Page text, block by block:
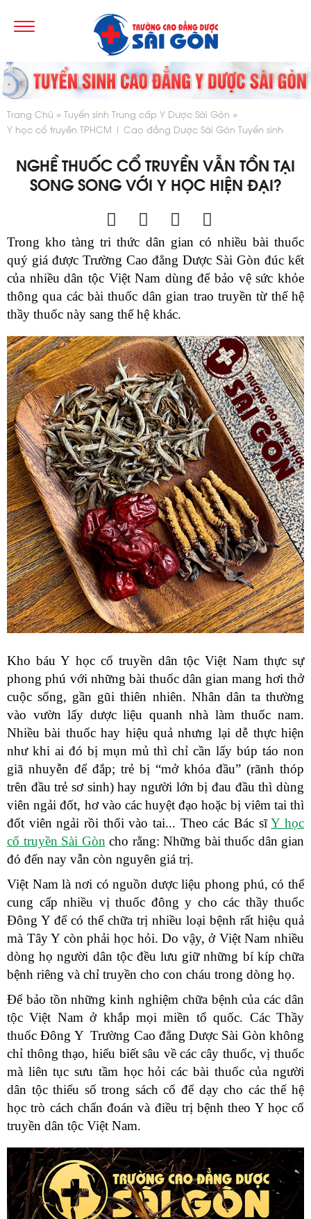
Trang Chủ
Tuyển sinh Trung cấp Y Dược Sài Gòn
Y học cổ truyền TPHCM | Cao đẳng Dược Sài Gòn Tuyển sinh
NGHỀ THUỐC CỔ TRUYỀN VẪN TỒN TẠI
SONG SONG VỚI Y HỌC HIỆN ĐẠI?
Trong kho tàng tri thức dân gian có nhiều bài thuốc
quý giá được Trường Cao đẳng Dược Sài Gòn đúc kết
của nhiều dân tộc Việt Nam dùng để bảo vệ sức khỏe
thông qua các bài thuốc dân gian trao truyền từ thế hệ
thầy thuốc này sang thế hệ khác.
Kho báu Y học cổ truyền dân tộc Việt Nam thực sự
phong phú với những bài thuốc dân gian mang hơi thở
cuộc sống, gần gũi thiên nhiên. Nhân dân ta thường
vào vườn lấy dược liệu quanh nhà làm thuốc nam.
Nhiều bài thuốc hay hiệu quả nhưng lại dễ thực hiện
như khi ai đó bị mụn mủ thì chỉ cần lấy búp táo non
giã nhuyễn để đắp; trẻ bị “mở khóa đầu” (rãnh thóp
trên đầu trẻ sơ sinh) hay người lớn bị đau đầu thì dùng
viên ngải đốt, hơ vào các huyệt đạo hoặc bị viêm tai thì
đốt viên ngải rồi thổi vào tai... Theo các Bác sĩY học
cổ truyền Sài Gòn cho rằng: Những bài thuốc dân gian
đó đến nay vẫn còn nguyên giá trị.
Việt Nam là nơi có nguồn dược liệu phong phú, có thể
cung cấp nhiều vị thuốc đông y cho các thầy thuốc
Đông Y để có thể chữa trị nhiều loại bệnh rất hiệu quả
mà Tây Y còn phải học hỏi. Do vậy, ở Việt Nam nhiều
dòng họ người dân tộc đều lưu giữ những bí kíp chữa
bệnh riêng và chỉ truyền cho con cháu trong dòng họ.
Để bảo tồn những kinh nghiệm chữa bệnh của các dân
tộc Việt Nam ở khắp mọi miền tổ quốc. Các Thầy
thuốc Đông Y Trường Cao đẳng Dược Sài Gòn không
chỉ thông thạo, hiểu biết sâu về các cây thuốc, vị thuốc
mà liên tục sưu tầm học hỏi các bài thuốc của người
dân tộc thiểu số trong sách cổ để dạy cho các thế hệ
học trò cách chẩn đoán và điều trị bệnh theo Y học cổ
truyền dân tộc Việt Nam.